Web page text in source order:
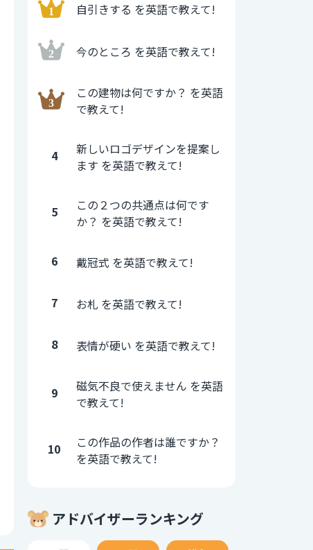
自引きする を英語で教えて!
今のところ を英語で教えて!
この建物は何ですか？ を英語
で教えて!
4
新しいロゴデザインを提案し
ます を英語で教えて!
5
この２つの共通点は何です
か？ を英語で教えて!
6 戴冠式 を英語で教えて!
7 お札 を英語で教えて!
8 表情が硬い を英語で教えて!
9
磁気不良で使えません を英語
で教えて!
10
この作品の作者は誰ですか？
を英語で教えて!
アドバイザーランキング